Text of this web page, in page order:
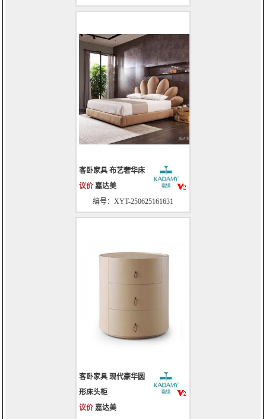
客卧家具 布艺奢华床
议价 嘉达美
编号：XYT-250625161631
客卧家具 现代豪华圆
形床头柜
议价 嘉达美